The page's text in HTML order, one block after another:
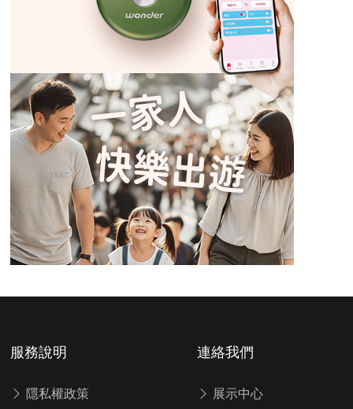
服務說明
隱私權政策
連絡我們
展示中心